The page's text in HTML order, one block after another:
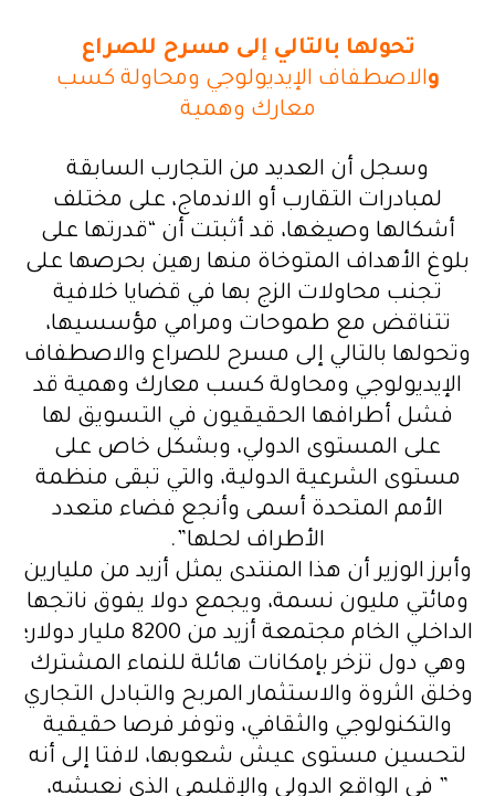
تحولها بالتالي إلى مسرح للصراع
والاصطفاف الإيديولوجي ومحاولة كسب
معارك وهمية
وسجل أن العديد من التجارب السابقة
لمبادرات التقارب أو الاندماج، على مختلف
أشكالها وصيغها، قد أثبتت أن “قدرتها على
بلوغ الأهداف المتوخاة منها رهين بحرصها على
تجنب محاولات الزج بها في قضايا خلافية
تتناقض مع طموحات ومرامي مؤسسيها،
وتحولها بالتالي إلى مسرح للصراع والاصطفاف
الإيديولوجي ومحاولة كسب معارك وهمية قد
فشل أطرافها الحقيقيون في التسويق لها
على المستوى الدولي، وبشكل خاص على
مستوى الشرعية الدولية، والتي تبقى منظمة
الأمم المتحدة أسمى وأنجع فضاء متعدد
الأطراف لحلها”.
وأبرز الوزير أن هذا المنتدى يمثل أزيد من مليارين
ومائتي مليون نسمة، ويجمع دولا يفوق ناتجها
الداخلي الخام مجتمعة أزيد من 8200 مليار دولار؛
وهي دول تزخر بإمكانات هائلة للنماء المشترك
وخلق الثروة والاستثمار المربح والتبادل التجاري
والتكنولوجي والثقافي، وتوفر فرصا حقيقية
لتحسين مستوى عيش شعوبها، لافتا إلى أنه
” في الواقع الدولي والإقليمي الذي نعيشه،